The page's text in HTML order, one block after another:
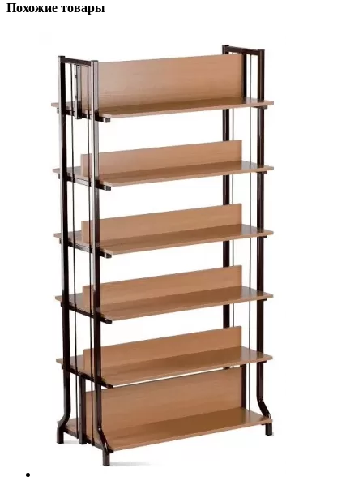
Похожие товары